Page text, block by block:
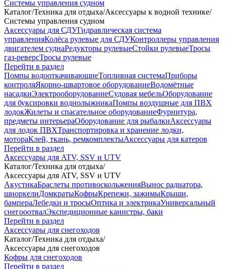
Системы управления судном
Каталог/Техника для отдыха/Аксессуары к водной технике/
Системы управления судном
Аксессуары для СДУГидравлическая система
управленияКолёса рулевые для СДУКонтроллеры управления
двигателем суднаРедукторы рулевыеСтойки рулевыеТросы
газ-реверсТросы рулевые
Перейти в раздел
Помпы водооткачивающиеТопливная системаПриборы
контроляЯкорно-швартовое оборудованиеВодомётные
насадкиЭлектрооборудованиеСудовая мебельОборудование
для буксировки воднолыжникаПомпы воздушные для ПВХ
лодокЖилеты и спасательное оборудованиеФурнитура,
предметы интерьераОборудование для рыбалкиАксессуары
для лодок ПВХТранспортировка и хранение лодки,
мотораКлей, ткань, ремкомплектыАксессуары для катеров
Перейти в раздел
Аксессуары для ATV, SSV и UTV
Каталог/Техника для отдыха/
Аксессуары для ATV, SSV и UTV
АкустикаБраслеты противоскольженияВынос радиатора,
шноркелиДомкратыКофрыКрепежи, зажимыКрыши,
бампераЛебедки и тросыОптика и электрикаУниверсальный
снегооотвалЭкспедиционные канистры, баки
Перейти в раздел
Аксессуары для снегоходов
Каталог/Техника для отдыха/
Аксессуары для снегоходов
Кофры для снегоходов
Перейти в раздел